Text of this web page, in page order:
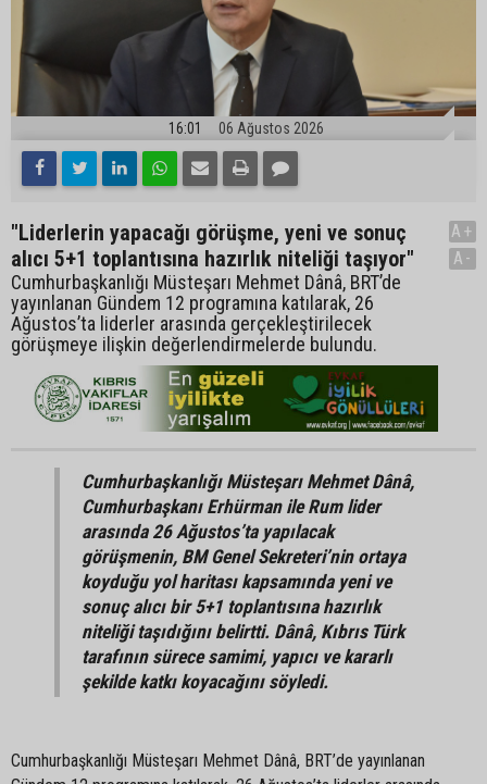
16:01 06 Ağustos 2026
"Liderlerin yapacağı görüşme, yeni ve sonuç
alıcı 5+1 toplantısına hazırlık niteliği taşıyor"
Cumhurbaşkanlığı Müsteşarı Mehmet Dânâ, BRT’de
yayınlanan Gündem 12 programına katılarak, 26
Ağustos’ta liderler arasında gerçekleştirilecek
görüşmeye ilişkin değerlendirmelerde bulundu.
A+
A-
Cumhurbaşkanlığı Müsteşarı Mehmet Dânâ,
Cumhurbaşkanı Erhürman ile Rum lider
arasında 26 Ağustos’ta yapılacak
görüşmenin, BM Genel Sekreteri’nin ortaya
koyduğu yol haritası kapsamında yeni ve
sonuç alıcı bir 5+1 toplantısına hazırlık
niteliği taşıdığını belirtti. Dânâ, Kıbrıs Türk
tarafının sürece samimi, yapıcı ve kararlı
şekilde katkı koyacağını söyledi.
Cumhurbaşkanlığı Müsteşarı Mehmet Dânâ, BRT’de yayınlanan